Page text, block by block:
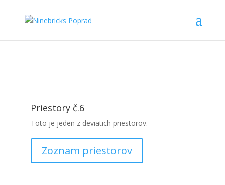
Priestory č.6
Toto je jeden z deviatich priestorov.
Zoznam priestorov